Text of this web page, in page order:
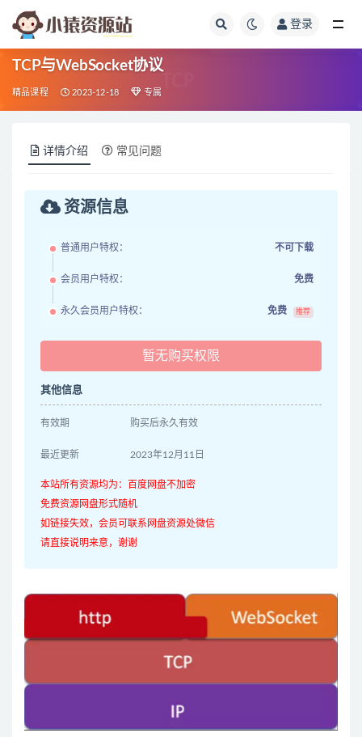
登录
TCP与WebSocket协议
精品课程 2023-12-18 专属
详情介绍 常见问题
资源信息
普通用户特权： 不可下载
会员用户特权： 免费
永久会员用户特权： 免费 推荐
暂无购买权限
其他信息
有效期 购买后永久有效
最近更新 2023年12月11日
本站所有资源均为：百度网盘不加密
免费资源网盘形式随机
如链接失效，会员可联系网盘资源处微信
请直接说明来意，谢谢